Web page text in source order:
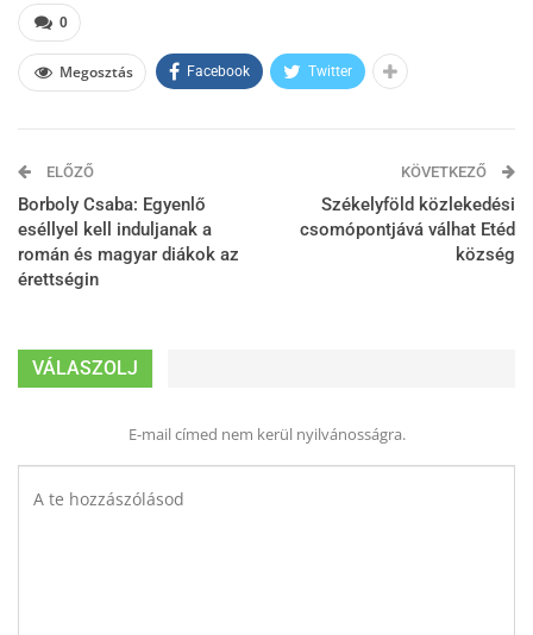
0
Megosztás Facebook Twitter
ELŐZŐ
Borboly Csaba: Egyenlő
eséllyel kell induljanak a
román és magyar diákok az
érettségin
KÖVETKEZŐ
Székelyföld közlekedési
csomópontjává válhat Etéd
község
VÁLASZOLJ
E-mail címed nem kerül nyilvánosságra.